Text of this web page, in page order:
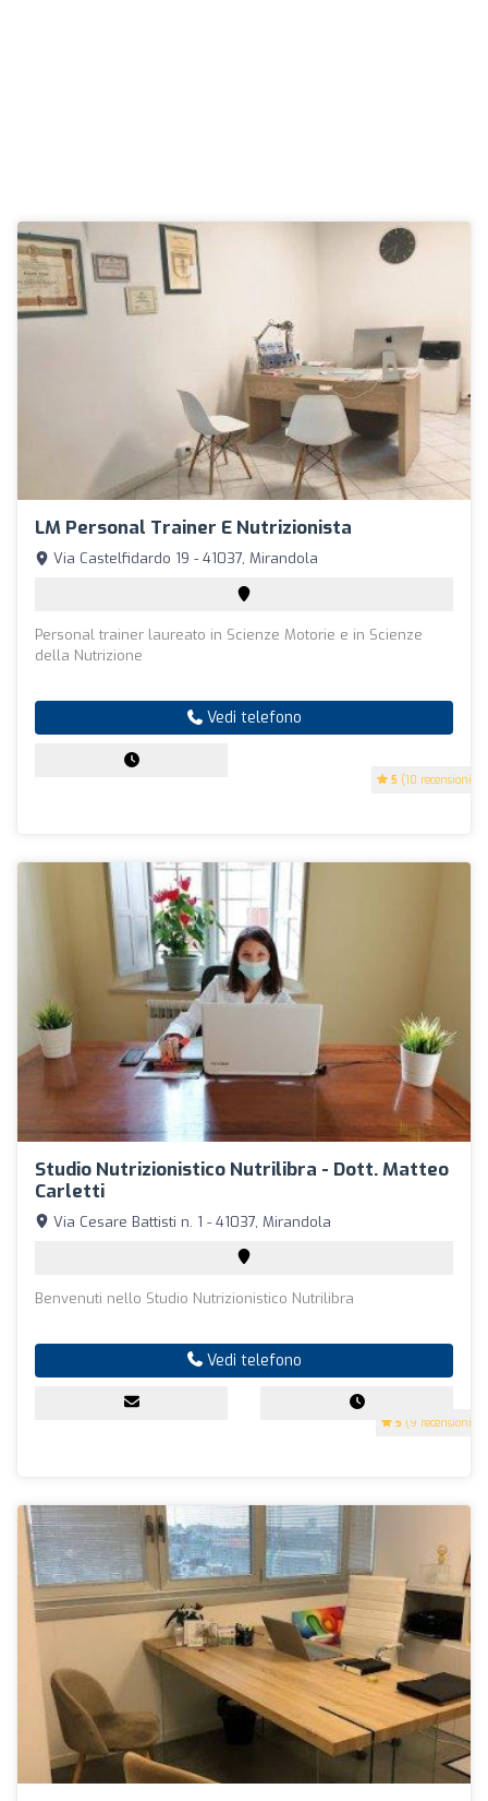
LM Personal Trainer E Nutrizionista
5 (10 recensioni)
Via Castelfidardo 19 - 41037, Mirandola
Personal trainer laureato in Scienze Motorie e in Scienze
della Nutrizione
Vedi telefono
Studio Nutrizionistico Nutrilibra - Dott. Matteo
Carletti
5 (9 recensioni)
Via Cesare Battisti n. 1 - 41037, Mirandola
Benvenuti nello Studio Nutrizionistico Nutrilibra
Vedi telefono